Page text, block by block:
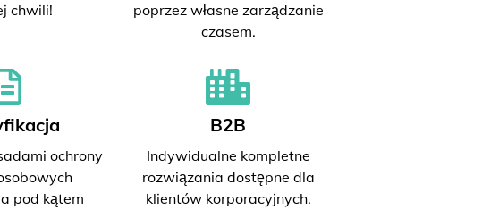
chwili!
poprzez własne zarządzanie
czasem.
ochrony
pod kątem
B2B
Indywidualne kompletne
rozwiązania dostępne dla
klientów korporacyjnych.